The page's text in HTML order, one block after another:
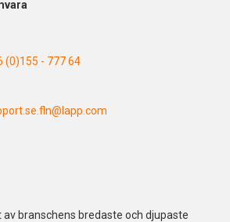
(0)155 - 777 64
av branschens bredaste och djupaste